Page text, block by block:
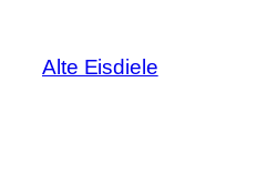
springen
Alte Eisdiele